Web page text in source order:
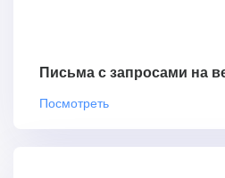
Письма с запросами на
Посмотреть